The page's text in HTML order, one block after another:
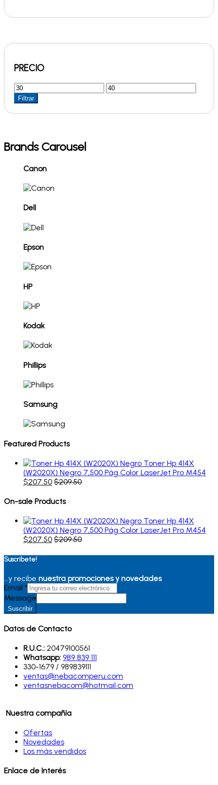
PRECIO
Precio
mínimo
Precio
máximo
Filtrar
Brands Carousel
Canon
Dell
Epson
HP
Kodak
Phillips
Samsung
Featured Products
Toner Hp 414X
(W2020X) Negro 7,500 Pág Color LaserJet Pro M454
$207.50 $209.50
On-sale Products
Toner Hp 414X
(W2020X) Negro 7,500 Pág Color LaserJet Pro M454
$207.50 $209.50
Suscribete!
...y recibe nuestra promociones y novedades
Email *
Message
Suscribir
Datos de Contacto
R.U.C.: 20479100561
Whatsapp: 989 839 111
330-1679 / 989839111
ventas@nebacomperu.com
ventasnebacom@hotmail.com
Nuestra compañía
Ofertas
Novedades
Los más vendidos
Enlace de Interés